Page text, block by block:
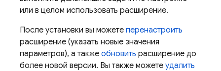
или в целом использовать расширение.
После установки вы можете перенастроить
расширение (указать новые значения
параметров), а также обновить расширение до
более новой версии. Вы также можете удалить